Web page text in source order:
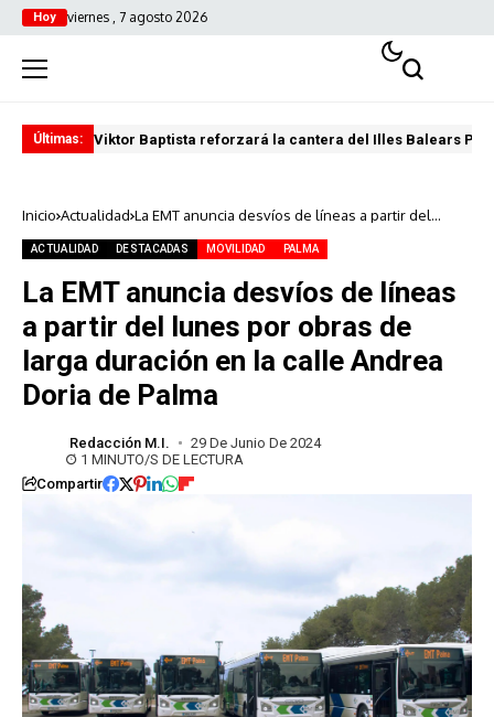
Hoy viernes , 7 agosto 2026
Últimas: Viktor Baptista reforzará la cantera del Illes Balears
Inicio Actualidad La EMT anuncia desvíos de líneas a partir del
Andrea Doria de Palma
ACTUALIDAD DESTACADAS MOVILIDAD PALMA
La EMT anuncia desvíos de líneas
a partir del lunes por obras de
larga duración en la calle Andrea
Doria de Palma
Redacción M.I.
29 De Junio De 2024
1 MINUTO/S DE LECTURA
Compartir